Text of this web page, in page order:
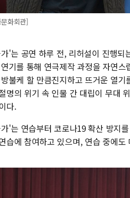
화회관]
'는 공연 하루 전, 리허설이 진행
기를 통해 연극제작 과정을 자연
불케 할 만큼진지하고 뜨거운 열
명의 위기 속 인물 간 대립이 무대
다.
'는 연습부터 코로나19 확산 방지
습에 참여하고 있으며, 연습 중에